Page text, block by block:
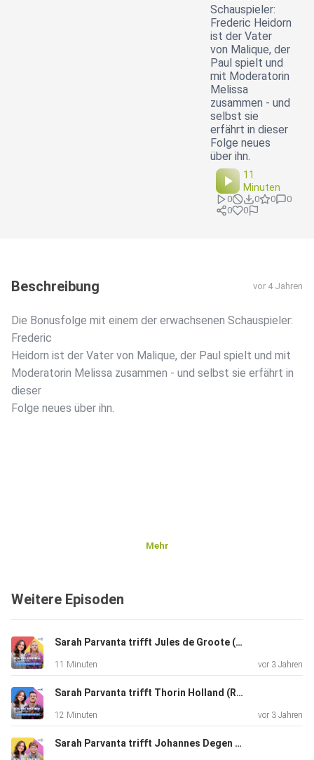
Schauspieler:
Frederic Heidorn
ist der Vater
von Malique, der
Paul spielt und
mit Moderatorin
Melissa
zusammen - und
selbst sie
erfährt in dieser
Folge neues
über ihn.
11
Minuten
0 0 0
0
0
0
Beschreibung vor 4 Jahren
Die Bonusfolge mit einem der erwachsenen Schauspieler:
Frederic
Heidorn ist der Vater von Malique, der Paul spielt und mit
Moderatorin Melissa zusammen - und selbst sie erfährt in
dieser
Folge neues über ihn.
Mehr
Weitere Episoden
Sarah Parvanta trifft Jules de Groote (Rolle Julia Sponer)
11 Minuten vor 3 Jahren
Sarah Parvanta trifft Thorin Holland (Rolle Hermann Zech)
12 Minuten vor 3 Jahren
Sarah Parvanta trifft Johannes Degen (Rolle Colin Thewes)